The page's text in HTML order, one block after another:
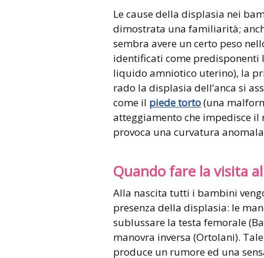
Le cause della displasia nei
dimostrata una familiarità;
sembra avere un certo peso
identificati come predisponenti
liquido amniotico uterino), la
rado la displasia dell’anca si
come il piede torto(una
atteggiamento che impedisce
provoca una curvatura
Quando fare la visita
Alla nascita tutti i bambini
presenza della displasia: le
sublussare la testa femorale
manovra inversa (Ortolani).
produce un rumore ed una